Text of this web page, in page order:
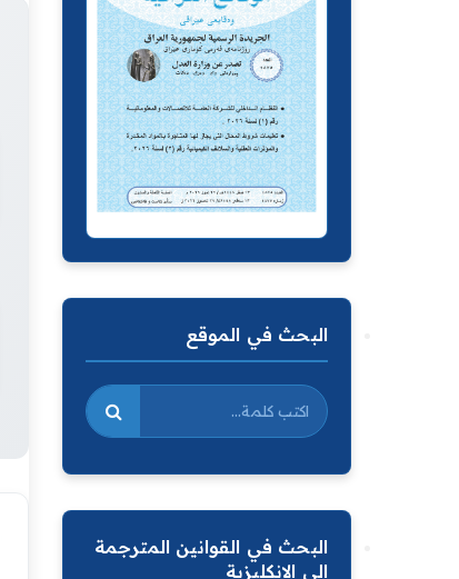
البحث في الموقع
البحث في القوانين المترجمة
الى الانكليزية